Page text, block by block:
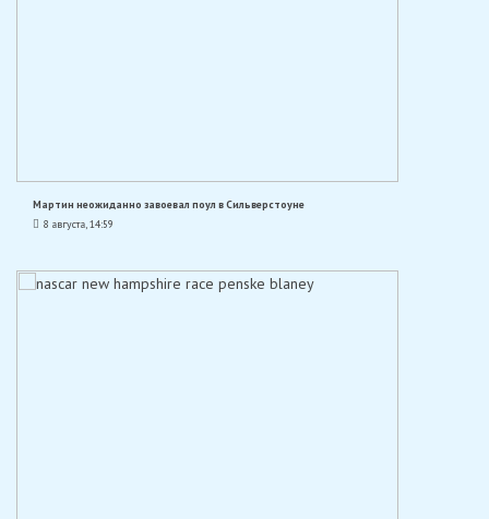
Мартин неожиданно завоевал поул в Сильверстоуне
8 августа, 14:59